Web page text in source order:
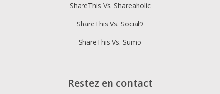
ShareThis Vs. Shareaholic
ShareThis Vs. Social9
ShareThis Vs. Sumo
Restez en contact